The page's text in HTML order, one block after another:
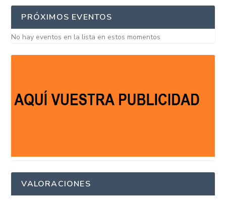
PRÓXIMOS EVENTOS
No hay eventos en la lista en estos momentos
VALORACIONES